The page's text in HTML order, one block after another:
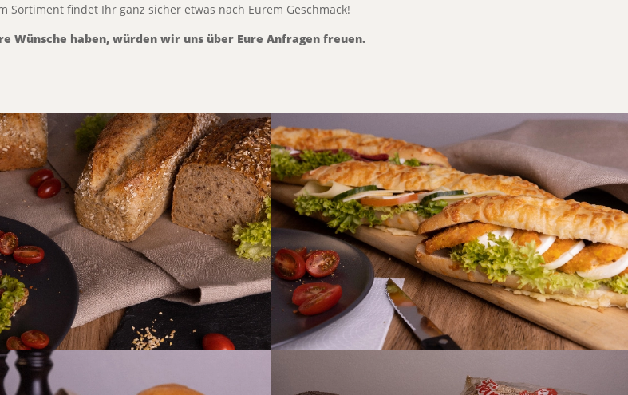
Sortiment findet Ihr ganz sicher etwas nach Eurem Geschmack!
Wünsche haben, würden wir uns über Eure Anfragen freuen.